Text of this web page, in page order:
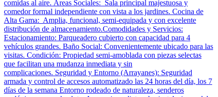
comidas al aire. Áreas Sociales: Sala principal majestuosa y
comedor formal independiente con vista a los jardines. Cocina de
Alta Gama: Amplia, funcional, semi-equipada y con excelente
distribución de almacenamiento.Comodidades y Servicios:
Estacionamiento: Parqueadero cubierto con capacidad para 4
vehículos grandes. Baño Social: Convenientemente ubicado para las
visitas. Condición: Propiedad semi-amoblada con piezas selectas
que facilitan una mudanza inmediata y sin
complicaciones. Seguridad y Entorno (Arrayanes): Seguridad
armada y control de accesos automatizado las 24 horas del día, los 7
días de la semana Entorno rodeado de naturaleza, senderos